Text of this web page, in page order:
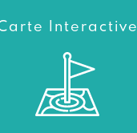
Interactive